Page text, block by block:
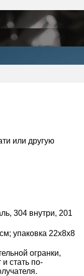
или другую
304 внутри, 201
упаковка 22х8х8
огранки,
стать по-